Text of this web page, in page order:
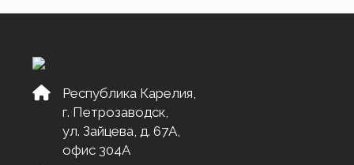
Республика Карелия,
г. Петрозаводск,
ул. Зайцева, д. 67А,
офис 304А